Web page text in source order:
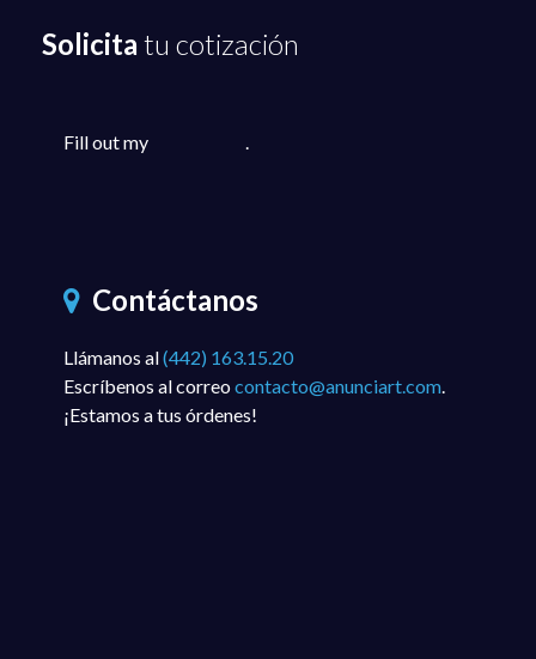
Solicita tu cotización
Fill out my .
Contáctanos
Llámanos al(442) 163.15.20
Escríbenos al correo contacto@anunciart.com.
¡Estamos a tus órdenes!